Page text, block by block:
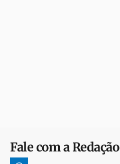
Fale com a Redação